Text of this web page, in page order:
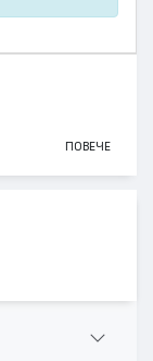
XC 822, XC
XC 1045, XC
ПОВЕЧЕ